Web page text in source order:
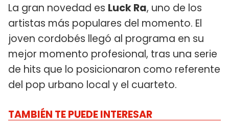
La gran novedad es Luck Ra, uno de los
artistas más populares del momento. El
joven cordobés llegó al programa en su
mejor momento profesional, tras una serie
de hits que lo posicionaron como referente
del pop urbano local y el cuarteto.
TAMBIÉN TE PUEDE INTERESAR